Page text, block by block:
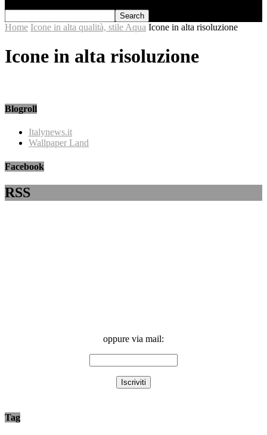
Home Icone in alta qualità, stile Aqua Icone in alta risoluzione
Icone in alta risoluzione
Blogroll
Italynews.it
Wallpaper Land
Facebook
RSS
oppure via mail:
Tag